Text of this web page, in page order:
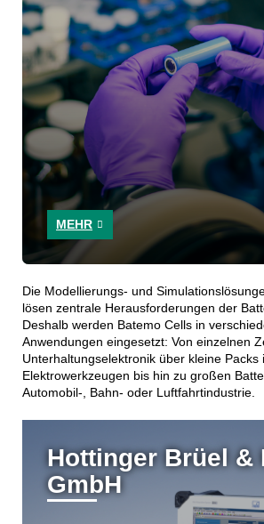
MEHR
Die Modellierungs- und
lösen zentrale Herausforderungen der
Deshalb werden Batemo Cells in
Anwendungen eingesetzt: Von einzelnen
Unterhaltungselektronik über kleine Packs
Elektrowerkzeugen bis hin zu großen
Automobil-, Bahn- oder Luftfahrtindustrie.
Hottinger Brüel &
GmbH